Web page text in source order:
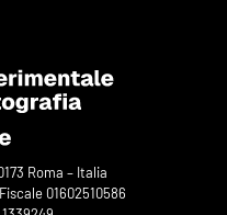
Roma – Italia
01602510586